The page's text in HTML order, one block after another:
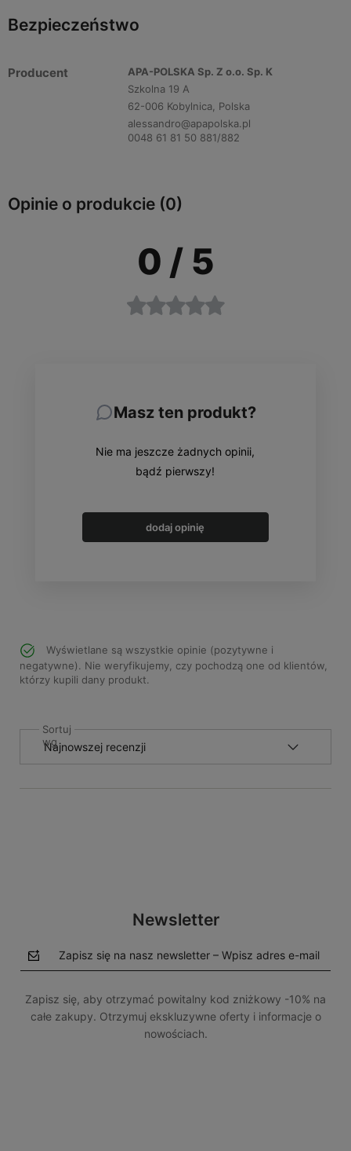
Bezpieczeństwo
Producent
APA-POLSKA Sp. Z o.o. Sp. K
Szkolna 19 A
62-006 Kobylnica, Polska
alessandro@apapolska.pl
0048 61 81 50 881/882
Opinie o produkcie (0)
0 / 5
Masz ten produkt?
Nie ma jeszcze żadnych opinii,
bądź pierwszy!
dodaj opinię
Wyświetlane są wszystkie opinie (pozytywne i
negatywne). Nie weryfikujemy, czy pochodzą one od klientów,
którzy kupili dany produkt.
Sortuj
wg
Newsletter
Zapisz się, aby otrzymać powitalny kod zniżkowy -10% na
całe zakupy. Otrzymuj ekskluzywne oferty i informacje o
nowościach.
Zapisz się na nasz newsletter – Wpisz adres e-mail